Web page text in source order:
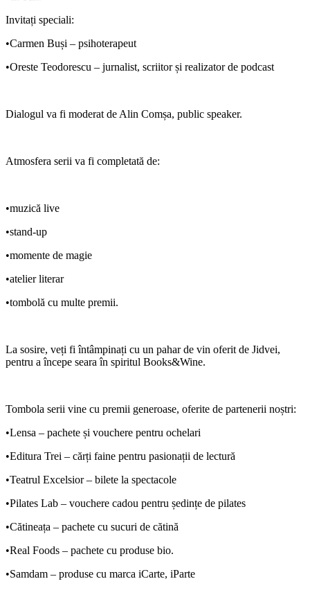
Invitați speciali:
•Carmen Buși – psihoterapeut
•Oreste Teodorescu – jurnalist, scriitor și realizator de podcast
Dialogul va fi moderat de Alin Comșa, public speaker.
Atmosfera serii va fi completată de:
•muzică live
•stand-up
•momente de magie
•atelier literar
•tombolă cu multe premii.
La sosire, veți fi întâmpinați cu un pahar de vin oferit de Jidvei,
pentru a începe seara în spiritul Books&Wine.
Tombola serii vine cu premii generoase, oferite de partenerii noștri:
•Lensa – pachete și vouchere pentru ochelari
•Editura Trei – cărți faine pentru pasionații de lectură
•Teatrul Excelsior– bilete la spectacole
•Pilates Lab – vouchere cadou pentru ședințe de pilates
•Cătineața – pachete cu sucuri de cătină
•Real Foods – pachete cu produse bio.
•Samdam – produse cu marca iCarte, iParte